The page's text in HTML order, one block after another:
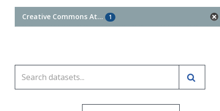
Creative Commons At... 1